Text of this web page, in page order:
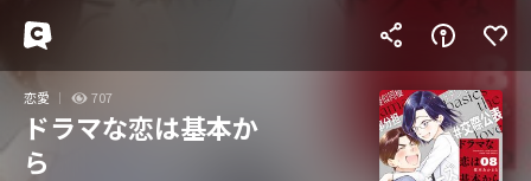
恋愛 707
ドラマな恋は基本か
ら